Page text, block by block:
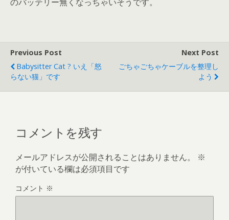
Previous Post
Babysitter Cat ? いえ「怒
らない猫」です
Next Post
ごちゃごちゃケーブルを整理し
よう
コメントを残す
メールアドレスが公開されることはありません。
※
が付いている欄は必須項目です
コメント ※